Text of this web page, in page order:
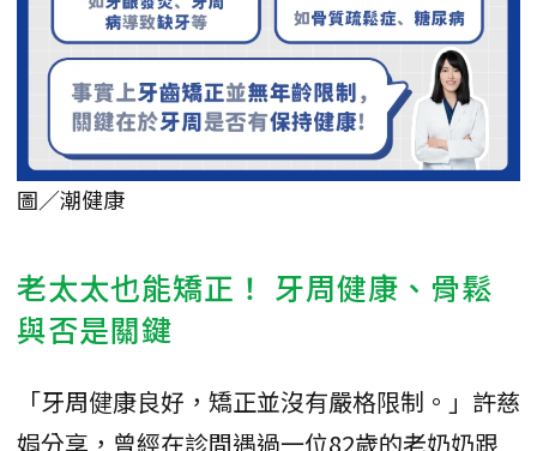
圖／潮健康
老太太也能矯正！ 牙周健康、骨鬆
與否是關鍵
「牙周健康良好，矯正並沒有嚴格限制。」許慈
娟分享，曾經在診間遇過一位82歲的老奶奶跟